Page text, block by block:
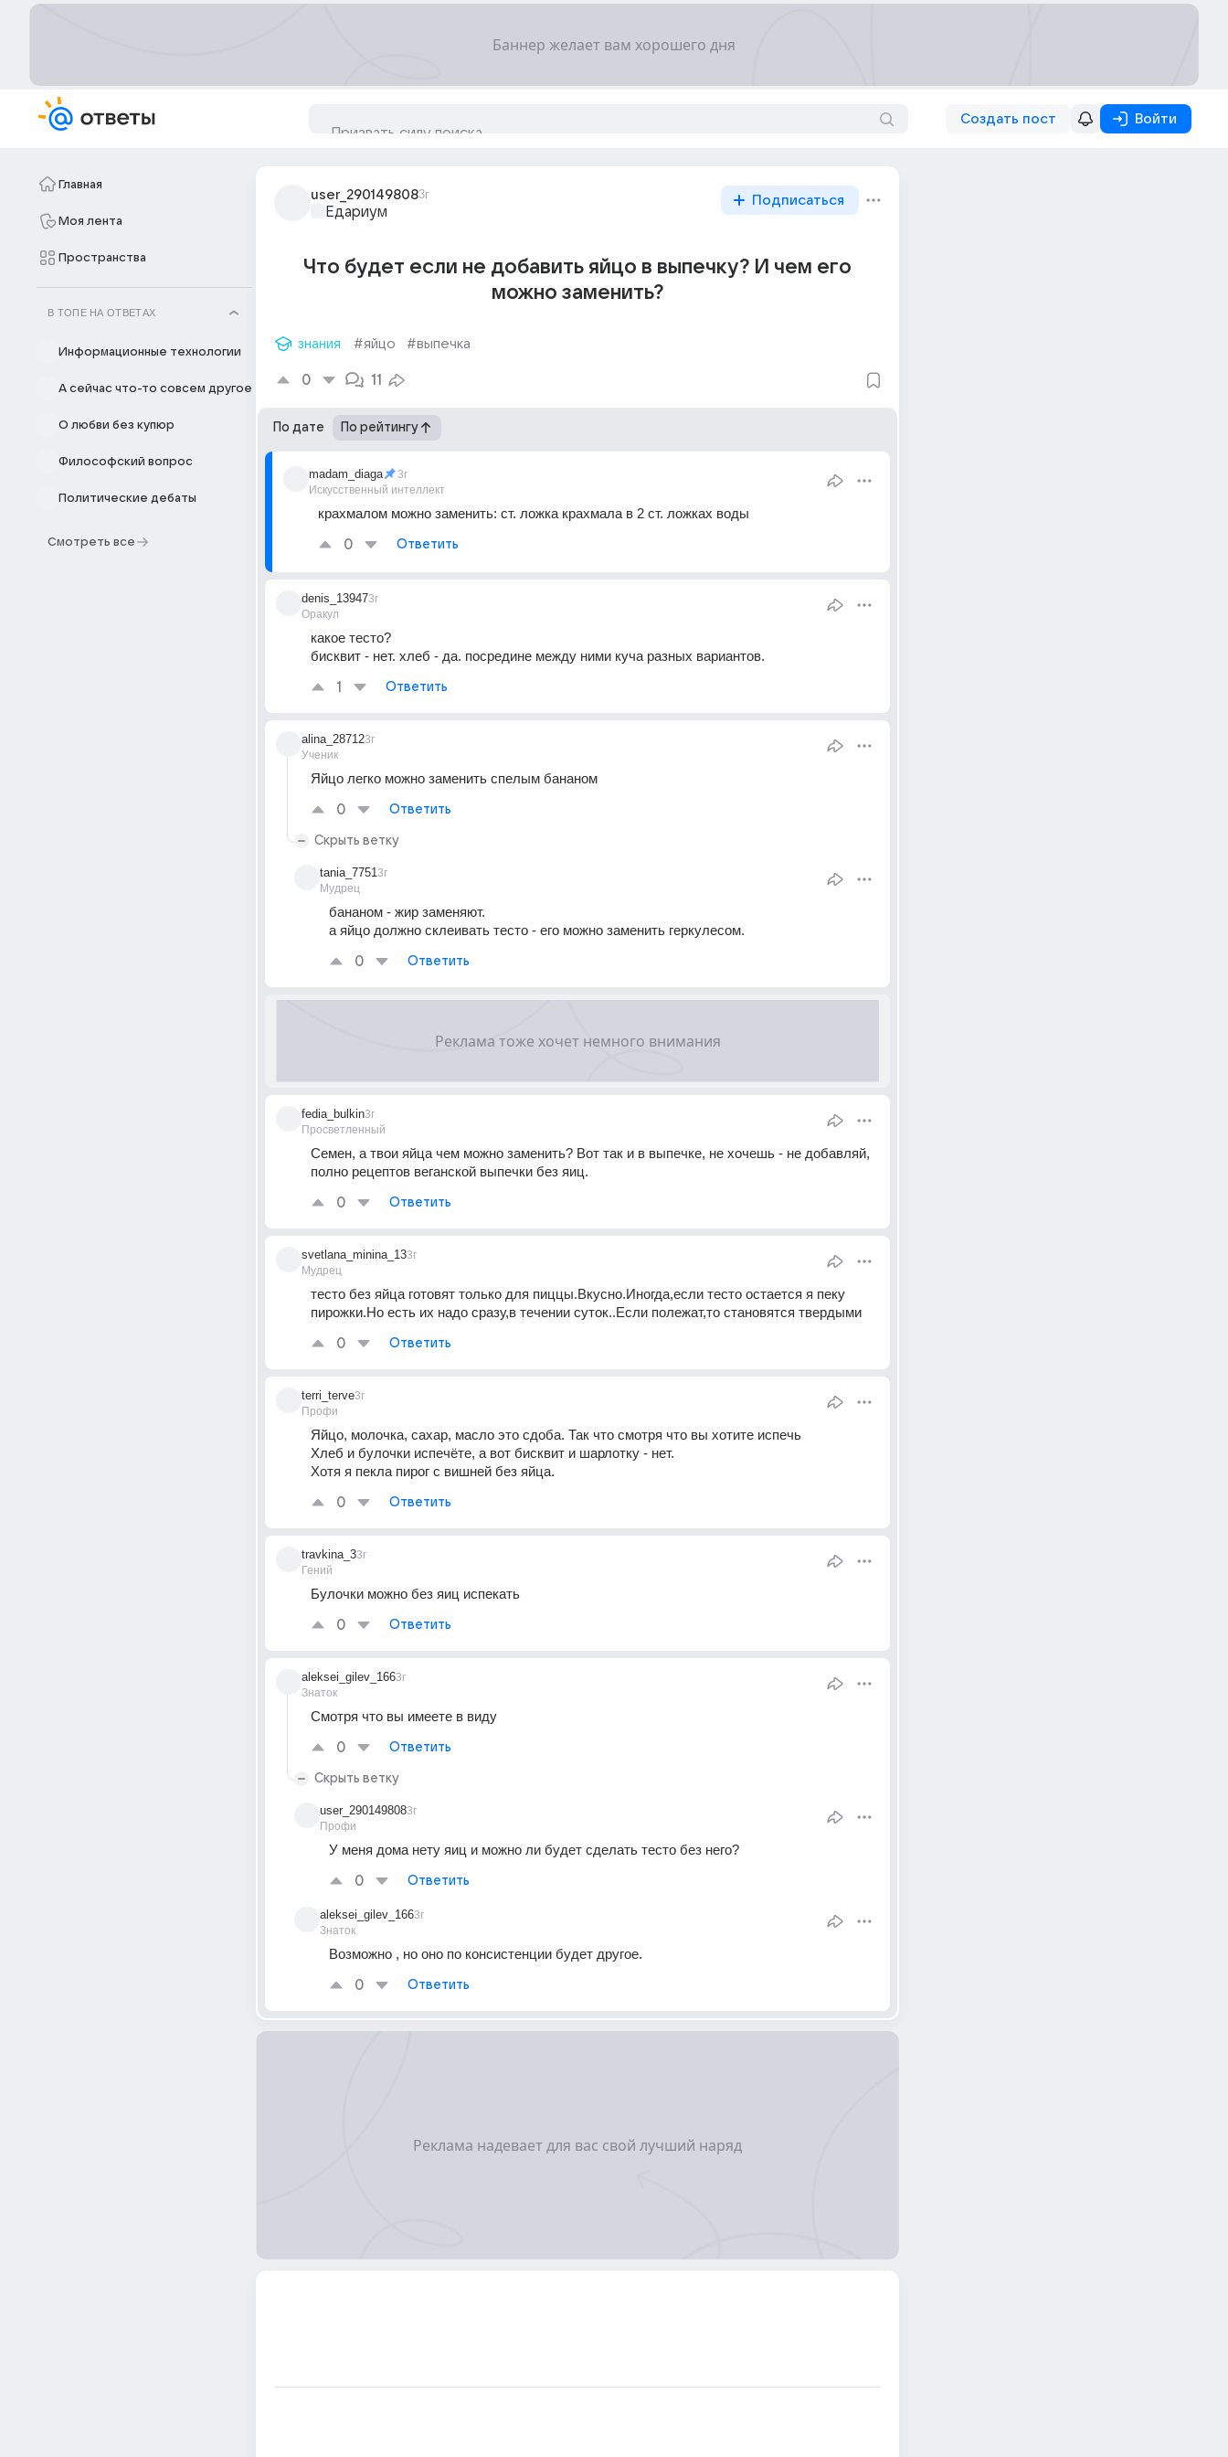
Создать пост Войти
Главная
Моя лента
Пространства
В ТОПЕ НА ОТВЕТАХ
Информационные технологии
А сейчас что-то совсем другое
О любви без купюр
Философский вопрос
Политические дебаты
Смотреть все
user_2901498083г
Едариум
Подписаться
Что будет если не добавить яйцо в выпечку? И чем его
можно заменить?
знания #яйцо #выпечка
0 11
По дате По рейтингу
madam_diaga
Искусственный интеллект
3г
крахмалом можно заменить: ст. ложка крахмала в 2 ст. ложках воды
0 Ответить
denis_13947
Оракул
3г
какое тесто?
бисквит - нет. хлеб - да. посредине между ними куча разных вариантов.
1 Ответить
alina_28712
Ученик
3г
Яйцо легко можно заменить спелым бананом
0 Ответить
Скрыть ветку
tania_7751
Мудрец
3г
бананом - жир заменяют.
а яйцо должно склеивать тесто - его можно заменить геркулесом.
0 Ответить
fedia_bulkin
Просветленный
3г
Семен, а твои яйца чем можно заменить? Вот так и в выпечке, не хочешь - не добавляй,
полно рецептов веганской выпечки без яиц.
0 Ответить
svetlana_minina_13
Мудрец
3г
тесто без яйца готовят только для пиццы.Вкусно.Иногда,если тесто остается я пеку
пирожки.Но есть их надо сразу,в течении суток..Если полежат,то становятся твердыми
0 Ответить
terri_terve
Профи
3г
Яйцо, молочка, сахар, масло это сдоба. Так что смотря что вы хотите испечь
Хлеб и булочки испечёте, а вот бисквит и шарлотку - нет.
Хотя я пекла пирог с вишней без яйца.
0 Ответить
travkina_3
Гений
3г
Булочки можно без яиц испекать
0 Ответить
aleksei_gilev_166
Знаток
3г
Смотря что вы имеете в виду
0 Ответить
Скрыть ветку
user_290149808
Профи
3г
У меня дома нету яиц и можно ли будет сделать тесто без него?
0 Ответить
aleksei_gilev_166
Знаток
3г
Возможно , но оно по консистенции будет другое.
0 Ответить